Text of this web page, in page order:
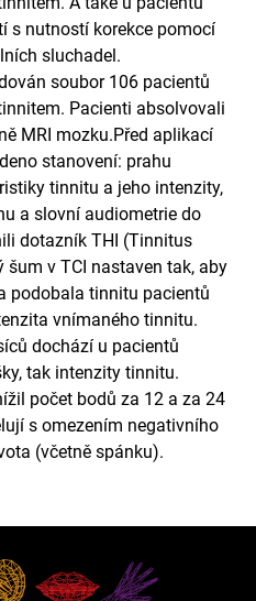
s nutností korekce pomocí
sluchadel.
soubor 106 pacientů
Pacienti absolvovali
MRI mozku.Před aplikací
stanovení: prahu
tinnitu a jeho intenzity,
a slovní audiometrie do
dotazník THI (Tinnitus
šum v TCI nastaven tak, aby
podobala tinnitu pacientů
vnímaného tinnitu.
dochází u pacientů
tak intenzity tinnitu.
počet bodů za 12 a za 24
s omezením negativního
(včetně spánku).